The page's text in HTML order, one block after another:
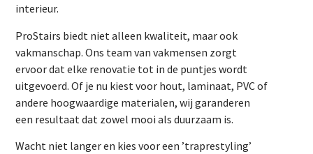
interieur.
ProStairs biedt niet alleen kwaliteit, maar ook
vakmanschap. Ons team van vakmensen zorgt
ervoor dat elke renovatie tot in de puntjes wordt
uitgevoerd. Of je nu kiest voor hout, laminaat, PVC of
andere hoogwaardige materialen, wij garanderen
een resultaat dat zowel mooi als duurzaam is.
Wacht niet langer en kies voor een ’traprestyling’